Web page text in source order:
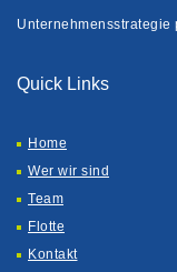
Unternehmensstrategie
Quick Links
Home
Wer wir sind
Team
Flotte
Kontakt